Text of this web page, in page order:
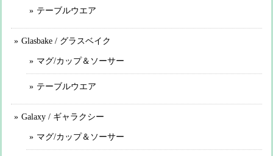
テーブルウエア
Glasbake / グラスベイク
マグ/カップ＆ソーサー
テーブルウエア
Galaxy / ギャラクシー
マグ/カップ＆ソーサー